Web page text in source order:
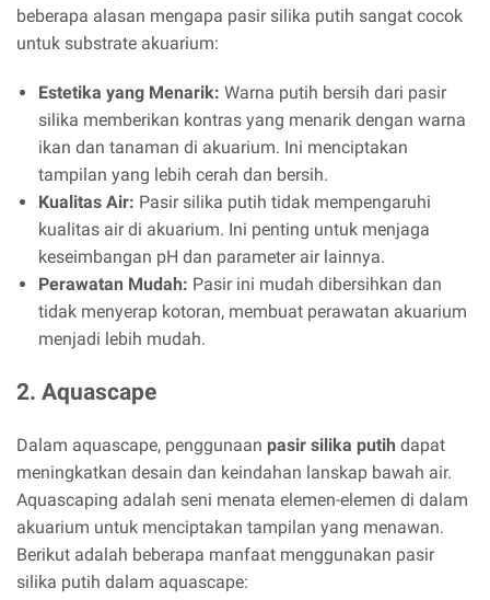
beberapa alasan mengapa pasir silika putih sangat cocok
untuk substrate akuarium:
Estetika yang Menarik: Warna putih bersih dari pasir
silika memberikan kontras yang menarik dengan warna
ikan dan tanaman di akuarium. Ini menciptakan
tampilan yang lebih cerah dan bersih.
Kualitas Air: Pasir silika putih tidak mempengaruhi
kualitas air di akuarium. Ini penting untuk menjaga
keseimbangan pH dan parameter air lainnya.
Perawatan Mudah: Pasir ini mudah dibersihkan dan
tidak menyerap kotoran, membuat perawatan akuarium
menjadi lebih mudah.
2. Aquascape
Dalam aquascape, penggunaan pasir silika putih dapat
meningkatkan desain dan keindahan lanskap bawah air.
Aquascaping adalah seni menata elemen-elemen di dalam
akuarium untuk menciptakan tampilan yang menawan.
Berikut adalah beberapa manfaat menggunakan pasir
silika putih dalam aquascape: